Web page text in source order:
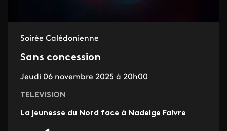
Soirée Calédonienne
Sans concession
Jeudi 06 novembre 2025 à 20h00
TELEVISION
La jeunesse du Nord face à Nadeige Faivre